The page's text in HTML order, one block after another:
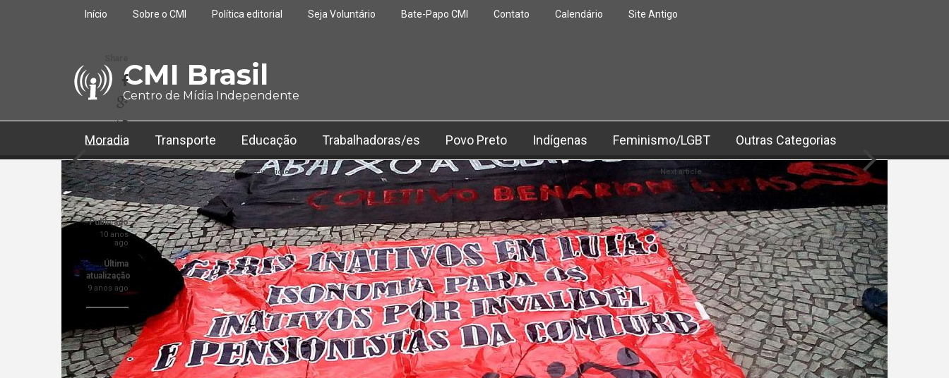
Pular para o conteúdo principal
Início Sobre o CMI Política editorial Seja Voluntário Bate-Papo CMI Contato Calendário Site Antigo
CMI Brasil
Centro de Mídia Independente
Moradia Transporte Educação Trabalhadoras/es Povo Preto Indígenas Feminismo/LGBT Outras Categorias
Prev article Next article
Print
a- a+
Publicado
10 anos
ago
Última
atualização
9 anos ago